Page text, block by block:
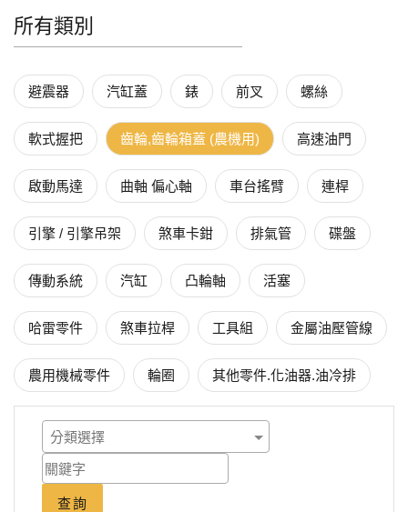
所有類別
避震器 汽缸蓋 錶 前叉 螺絲
軟式握把 齒輪,齒輪箱蓋 (農機用) 高速油門
啟動馬達 曲軸 偏心軸 車台搖臂 連桿
引擎 / 引擎吊架 煞車卡鉗 排氣管 碟盤
傳動系統 汽缸 凸輪軸 活塞
哈雷零件 煞車拉桿 工具組 金屬油壓管線
農用機械零件 輪圈 其他零件.化油器.油冷排
查詢